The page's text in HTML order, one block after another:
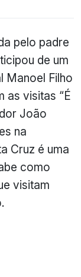
pelo padre
de um
Manoel Filho
as visitas “É
João
na
Cruz é uma
como
visitam